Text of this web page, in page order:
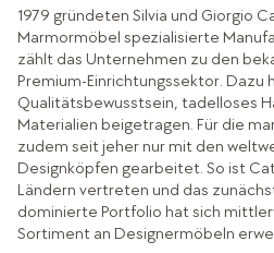
1979 gründeten Silvia und Giorgio
Marmormöbel spezialisierte
zählt das Unternehmen zu den
Premium-Einrichtungssektor. Dazu
Qualitätsbewusstsein, tadelloses
Materialien beigetragen. Für die
zudem seit jeher nur mit den
Designköpfen gearbeitet. So ist
Ländern vertreten und das
dominierte Portfolio hat sich
Sortiment an Designermöbeln